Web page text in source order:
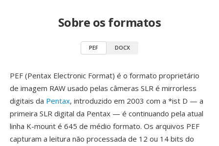
Sobre os formatos
PEF DOCX
PEF (Pentax Electronic Format) é o formato proprietário
de imagem RAW usado pelas câmeras SLR é mirrorless
digitais da Pentax, introduzido em 2003 com a *ist D — a
primeira SLR digital da Pentax — é continuando pela atual
linha K-mount é 645 de médio formato. Os arquivos PEF
capturam a leitura não processada de 12 ou 14 bits do